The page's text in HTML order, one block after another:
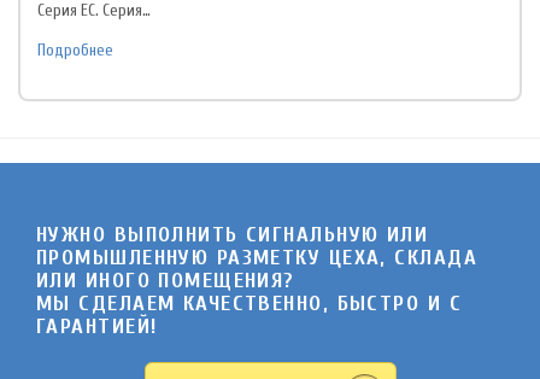
Серия EC. Серия…
Подробнее
НУЖНО ВЫПОЛНИТЬ СИГНАЛЬНУЮ ИЛИ
ПРОМЫШЛЕННУЮ РАЗМЕТКУ ЦЕХА, СКЛАДА
ИЛИ ИНОГО ПОМЕЩЕНИЯ?
МЫ СДЕЛАЕМ КАЧЕСТВЕННО, БЫСТРО И C
ГАРАНТИЕЙ!